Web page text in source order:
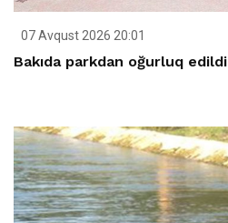
07 Avqust 2026 20:01
Bakıda parkdan oğurluq edildi